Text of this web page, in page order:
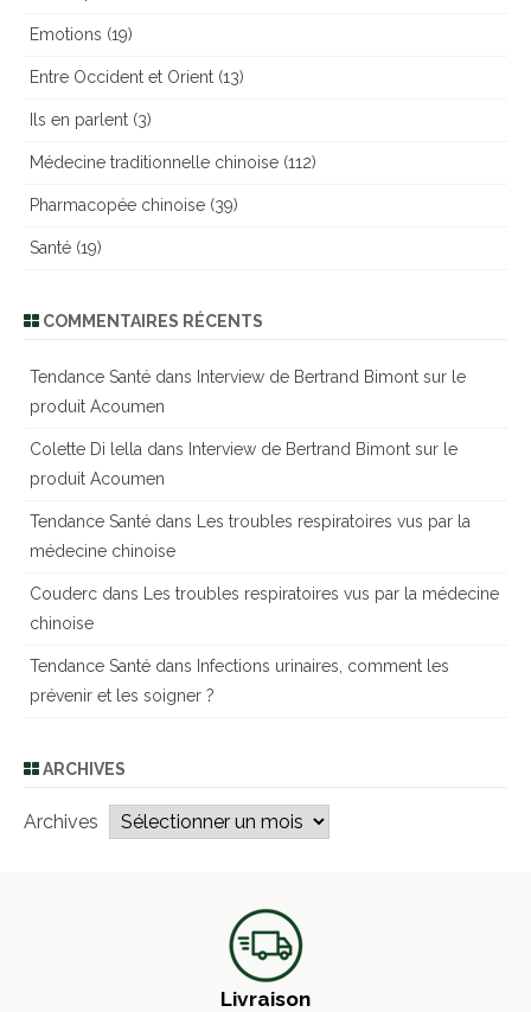
Emotions (19)
Entre Occident et Orient (13)
Ils en parlent (3)
Médecine traditionnelle chinoise (112)
Pharmacopée chinoise (39)
Santé (19)
COMMENTAIRES RÉCENTS
Tendance Santé dans Interview de Bertrand Bimont sur le
produit Acoumen
Colette Di lella dans Interview de Bertrand Bimont sur le
produit Acoumen
Tendance Santé dans Les troubles respiratoires vus par la
médecine chinoise
Couderc dans Les troubles respiratoires vus par la médecine
chinoise
Tendance Santé dans Infections urinaires, comment les
prévenir et les soigner ?
ARCHIVES
Archives
Livraison